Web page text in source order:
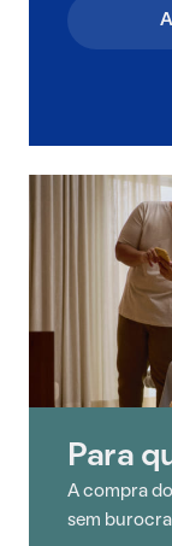
Para
A compra
sem